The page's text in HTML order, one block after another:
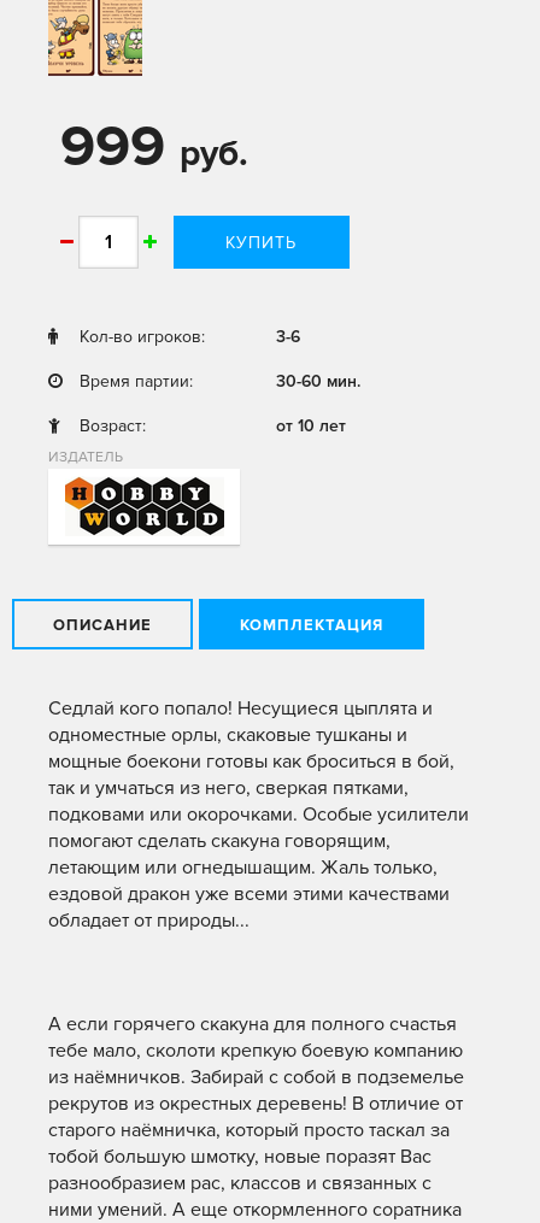
999 руб.
КУПИТЬ
Кол-во игроков: 3-6
Время партии: 30-60 мин.
Возраст: от 10 лет
ИЗДАТЕЛЬ
ОПИСАНИЕ КОМПЛЕКТАЦИЯ
Седлай кого попало! Несущиеся цыплята и
одноместные орлы, скаковые тушканы и
мощные боекони готовы как броситься в бой,
так и умчаться из него, сверкая пятками,
подковами или окорочками. Особые усилители
помогают сделать скакуна говорящим,
летающим или огнедышащим. Жаль только,
ездовой дракон уже всеми этими качествами
обладает от природы...
А если горячего скакуна для полного счастья
тебе мало, сколоти крепкую боевую компанию
из наёмничков. Забирай с собой в подземелье
рекрутов из окрестных деревень! В отличие от
старого наёмничка, который просто таскал за
тобой большую шмотку, новые поразят Вас
разнообразием рас, классов и связанных с
ними умений. А еще откормленного соратника